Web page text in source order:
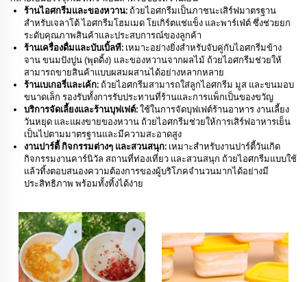
ร้านไอศกรีมและของหวาน: ถ้วยไอศกรีมเป็นภาชนะเสิร์ฟมาตรฐาน
สำหรับเจลาโต้ ไอศกรีมโฮมเมด โยเกิร์ตแช่แข็ง และพาร์เฟ่ต์ ซึ่งช่วยยก
ระดับคุณภาพสินค้าและประสบการณ์ของลูกค้า
ร้านเครื่องดื่มและบับเบิ้ลที: เหมาะอย่างยิ่งสำหรับจับคู่กับไอศกรีมข้าง
จาน ขนมปังปูน (พุดดิ้ง) และของหวานจากผลไม้ ถ้วยไอศกรีมช่วยให้
สามารถขายสินค้าแบบผสมผสานได้อย่างหลากหลาย
ร้านเบเกอรี่และเค้ก: ถ้วยไอศกรีมสามารถใส่ลูกไอศกรีม มูส และขนมอบ
ขนาดเล็ก รองรับทั้งการรับประทานที่ร้านและการแพ็กเป็นของขวัญ
บริการจัดเลี้ยงและร้านบุฟเฟต์: ใช้ในการจัดบุฟเฟต์ร้านอาหาร งานเลี้ยง
วันหยุด และแผงขายของหวาน ถ้วยไอศกรีมช่วยให้การเสิร์ฟอาหารเย็น
เป็นไปตามมาตรฐานและมีความสะอาดสูง
งานปาร์ตี้ กิจกรรมต่างๆ และสวนสนุก: เหมาะสำหรับงานปาร์ตี้วันเกิด
กิจกรรมงานคาร์นิวัล สถานที่ท่องเที่ยว และสวนสนุก ถ้วยไอศกรีมแบบใช้
แล้วทิ้งตอบสนองความต้องการของผู้บริโภคจำนวนมากได้อย่างมี
ประสิทธิภาพ พร้อมทั้งทิ้งได้ง่าย